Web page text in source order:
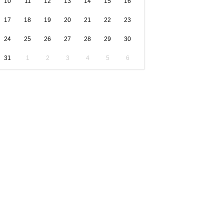
17 18 19 20 21 22 23
24 25 26 27 28 29 30
31 1 2 3 4 5 6